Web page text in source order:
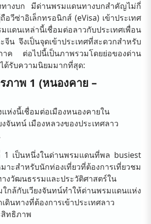
ทางบก มีด่านพรมแดนทางบกสำคัญไม่กี่
วีซ่าอิเล็กทรอนิกส์ (eVisa) เข้าประเทศ
นเหล่านี้เชื่อมต่อลาวกับประเทศเพื่อน
น จึงเป็นจุดเข้าประเทศที่สะดวกสำหรับ
าค ต่อไปนี้เป็นภาพรวมโดยย่อของด่าน
ด้รับความนิยมมากที่สุด:
ภาพ 1 (หนองคาย –
ห่งนี้เชื่อมต่อเมืองหนองคายใน
งจันทน์ เมืองหลวงของประเทศลาว
เป็นหนึ่งในด่านพรมแดนที่พล busiest
ะสำหรับนักท่องเที่ยวที่ต้องการเที่ยวชม
งวัฒนธรรมและประวัติศาสตร์ใน
กล้กับเวียงจันทน์ทำให้ด่านพรมแดนแห่ง
ดินทางที่ต้องการเข้าประเทศลาว
สิทธิภาพ